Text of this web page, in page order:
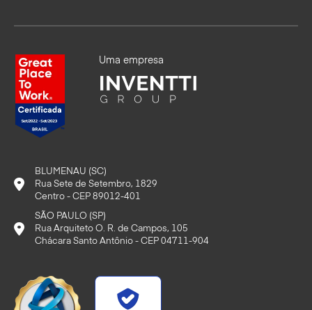
Uma empresa
BLUMENAU (SC)
Rua Sete de Setembro, 1829
Centro - CEP 89012-401
SÃO PAULO (SP)
Rua Arquiteto O. R. de Campos, 105
Chácara Santo Antônio - CEP 04711-904